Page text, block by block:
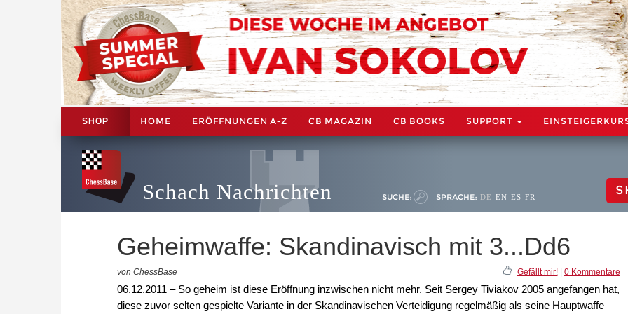
SHOP HOME ERÖFFNUNGEN A-Z CB MAGAZIN CB BOOKS SUPPORT
Schach Nachrichten SUCHE: SPRACHE: DE EN ES FR
Geheimwaffe: Skandinavisch mit 3...Dd6
von ChessBase Gefällt mir!| 0 Kommentare
06.12.2011 – So geheim ist diese Eröffnung inzwischen nicht mehr. Seit Sergey Tiviakov 2005 angefangen hat,
diese zuvor selten gespielte Variante in der Skandinavischen Verteidigung regelmäßig als seine Hauptwaffe